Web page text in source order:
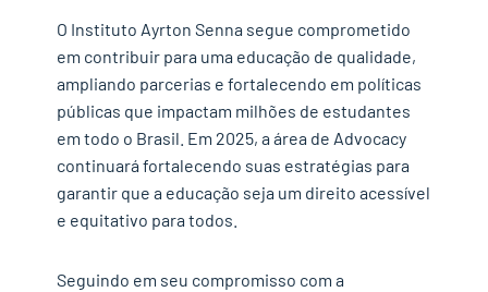
O Instituto Ayrton Senna segue comprometido
em contribuir para uma educação de qualidade,
ampliando parcerias e fortalecendo em políticas
públicas que impactam milhões de estudantes
em todo o Brasil. Em 2025, a área de Advocacy
continuará fortalecendo suas estratégias para
garantir que a educação seja um direito acessível
e equitativo para todos.
Seguindo em seu compromisso com a
✕